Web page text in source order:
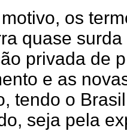
os
quase
privada de
e as
tendo o
seja pela